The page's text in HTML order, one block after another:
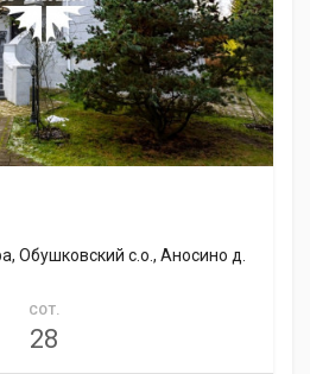
Обушковский с.о., Аносино д.
СОТ.
28